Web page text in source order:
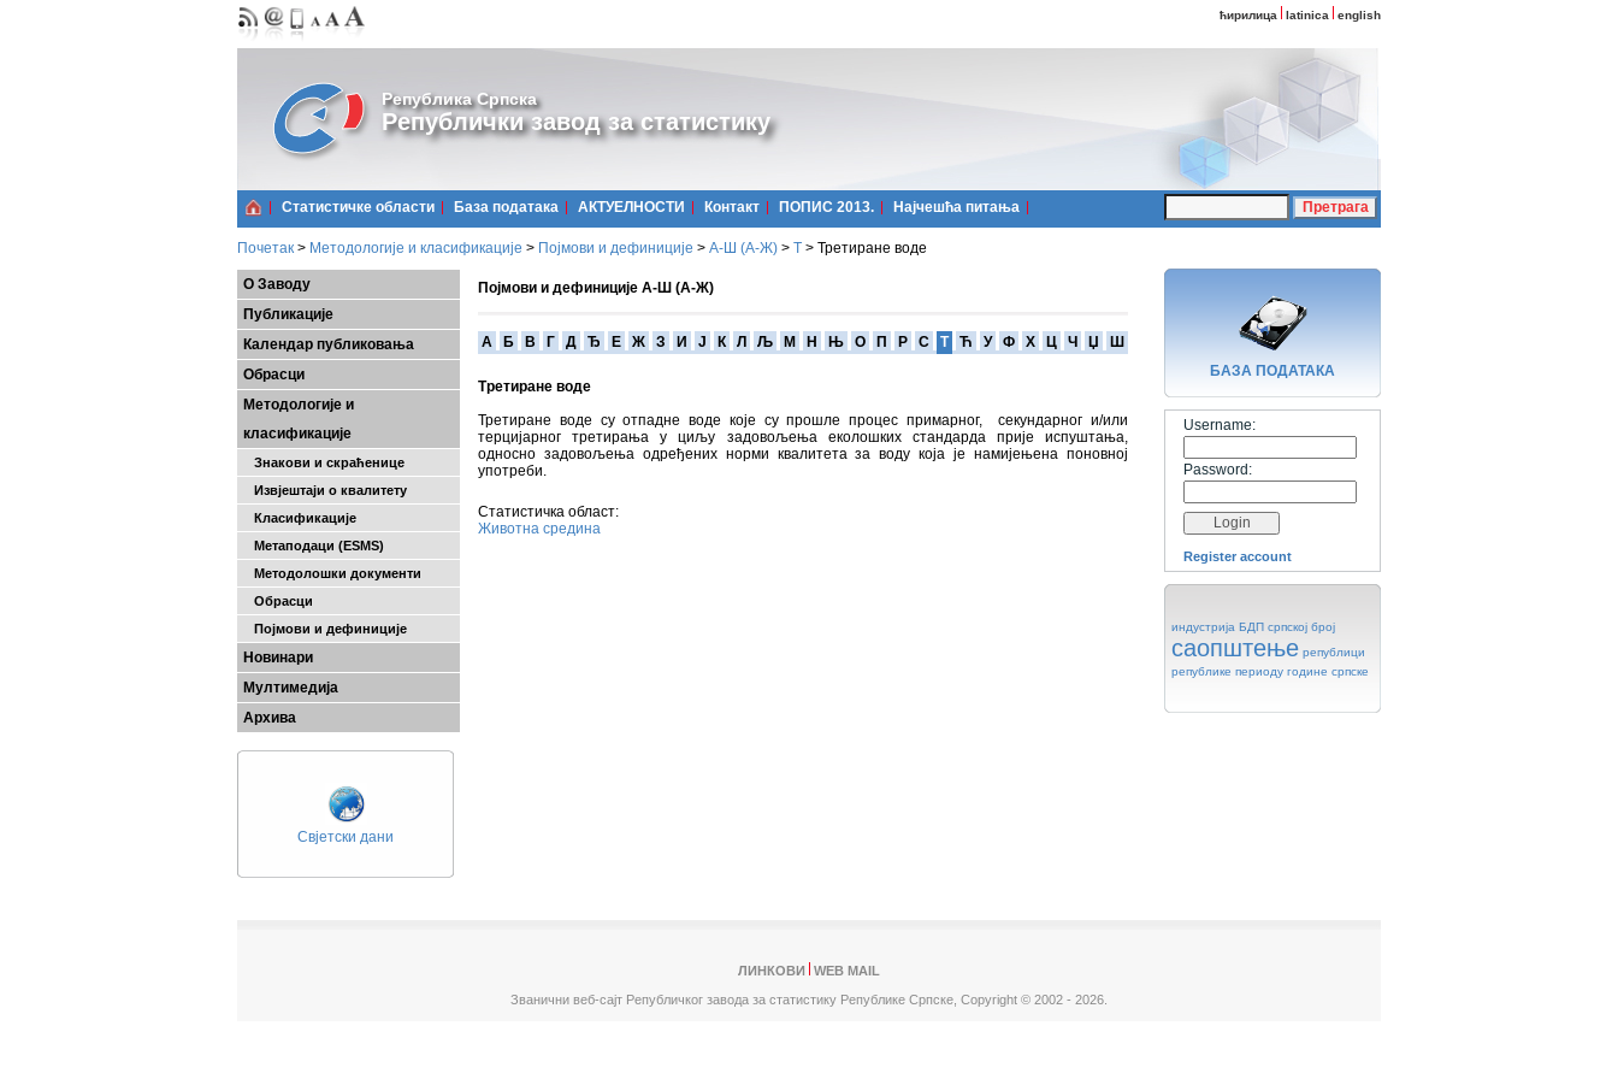
ћирилица latinica english
Република Српска
Републички завод за статистику
Статистичке области Базa података АКТУЕЛНОСТИ Контакт ПОПИС 2013. Најчешћa питања
Почетак > Методологије и класификације > Појмови и дефиниције > А-Ш (A-Ж) > Т > Третиране воде
О Заводу
Публикације
Календар публиковања
Обрасци
Методологије и
класификације
Знакови и скраћенице
Извјештаји о квалитету
Класификације
Метаподаци (ESMS)
Методолошки документи
Обрасци
Појмови и дефиниције
Новинари
Мултимедија
Архива
Свјетски дани
Појмови и дефиниције А-Ш (А-Ж)
A Б В Г Д Ђ Е Ж З И Ј К Л Љ М Н Њ О П Р С Т Ћ У Ф Х Ц Ч Џ Ш
Третиране воде
Третиране воде су отпадне воде које су прошле процес примарног, секундарног и/или
терцијарног третирања у циљу задовољења еколошких стандарда прије испуштања,
односно задовољења одређених норми квалитета за воду која је намијењена поновној
употреби.
Статистичка област:
Животна средина
БАЗA ПОДАТАКА
Username:
Password:
Register account
индустрија БДП српској број
саопштење републици
републике периоду године српске
ЛИНКОВИ
WEB MAIL
Званични веб-сајт Републичког завода за статистику Републике Српске, Copyright © 2002 - 2026.